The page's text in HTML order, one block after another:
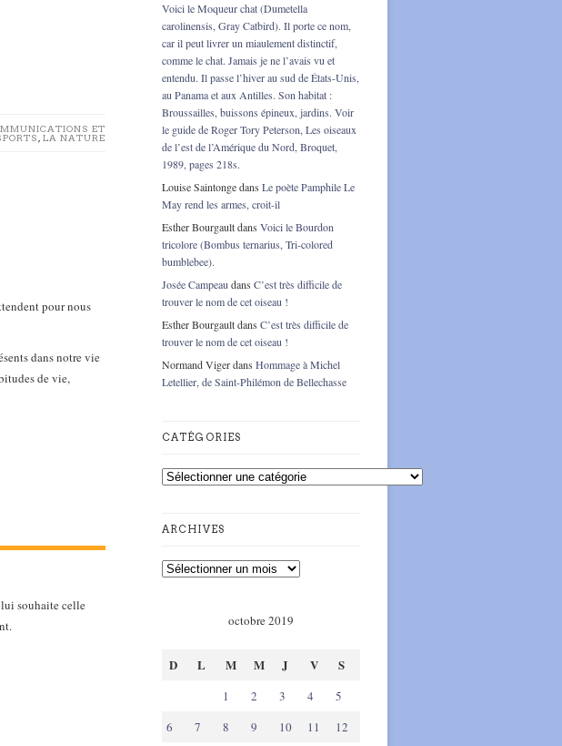
ET
, LA NATURE
pour nous
dans notre vie
de vie,
souhaite celle
Voici le Moqueur chat (Dumetella
carolinensis, Gray Catbird). Il porte ce nom,
car il peut livrer un miaulement distinctif,
comme le chat. Jamais je ne l’avais vu et
entendu. Il passe l’hiver au sud de États-Unis,
au Panama et aux Antilles. Son habitat :
Broussailles, buissons épineux, jardins. Voir
le guide de Roger Tory Peterson, Les oiseaux
de l’est de l’Amérique du Nord, Broquet,
1989, pages 218s.
Louise Saintongedans Le poète Pamphile Le
May rend les armes, croit-il
Esther Bourgaultdans Voici le Bourdon
tricolore (Bombus ternarius, Tri-colored
bumblebee).
Josée Campeau dans C’est très difficile de
trouver le nom de cet oiseau !
Esther Bourgaultdans C’est très difficile de
trouver le nom de cet oiseau !
Normand Vigerdans Hommage à Michel
Letellier, de Saint-Philémon de Bellechasse
CATÉGORIES
ARCHIVES
octobre 2019
D L M M J V S
1 2 3 4
5
6
7 8 9 10 11
12